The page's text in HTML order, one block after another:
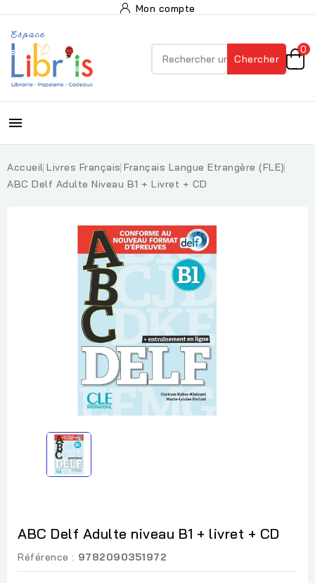
Mon compte
Chercher
0

Accueil Livres Français Français Langue Etrangère (FLE)
ABC Delf Adulte Niveau B1 + Livret + CD
ABC Delf Adulte niveau B1 + livret + CD
Référence : 9782090351972